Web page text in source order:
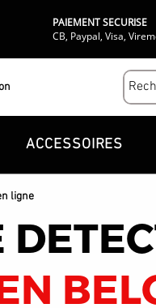
PAIEMENT SECURISE
CB, Paypal, Visa,
ACCESSOIRES
ligne